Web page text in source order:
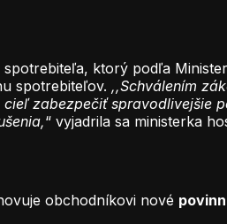
ktorý podľa
spotrebiteľov. ,,Schválením
zabezpečiť spravodlivejšie
“ vyjadrila sa ministerka
obchodníkovi nové